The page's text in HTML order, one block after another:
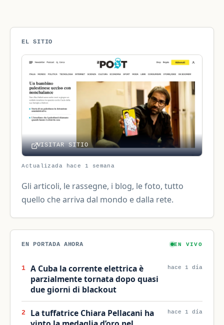
EL SITIO
VISITAR SITIO
Actualizada hace 1 semana
Gli articoli, le rassegne, i blog, le foto, tutto
quello che arriva dal mondo e dalla rete.
EN PORTADA AHORA EN VIVO
1
A Cuba la corrente elettrica è
parzialmente tornata dopo quasi
due giorni di blackout
hace 1 día
2
La tuffatrice Chiara Pellacani ha
hace 1 día